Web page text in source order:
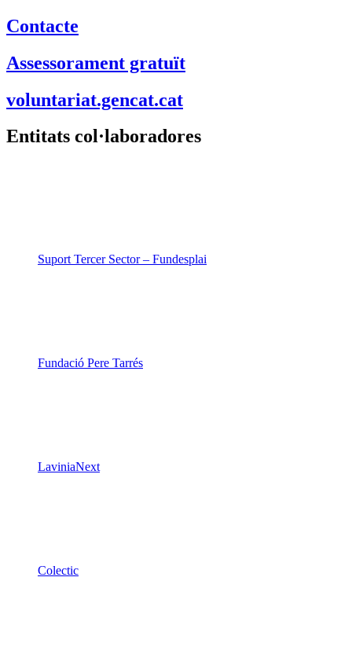
Contacte
Assessorament gratuït
voluntariat.gencat.cat
Entitats col·laboradores
Suport Tercer Sector – Fundesplai
Fundació Pere Tarrés
LaviniaNext
Colectic